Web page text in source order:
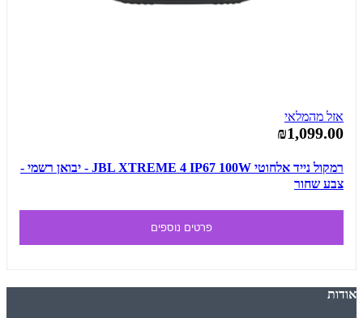
אזל מהמלאי
₪1,099.00
רמקול נייד אלחוטי JBL XTREME 4 IP67 100W - יבואן רשמי -
צבע שחור
פרטים נוספים
אודות